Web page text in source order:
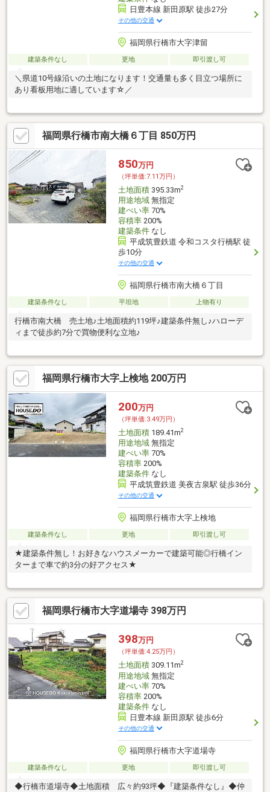
日豊本線 新田原駅 徒歩27分
その他の交通
福岡県行橋市大字津留
建築条件なし 更地 即引渡し可
＼県道10号線沿いの土地になります！交通量も多く目立つ場所に
あり看板用地に適しています☆／
福岡県行橋市南大橋６丁目 850万円
850万円
（坪単価:7.11万円）
土地面積395.33m2
用途地域無指定
建ぺい率70%
容積率200%
建築条件なし
平成筑豊鉄道 令和コスタ行橋駅 徒
歩10分
その他の交通
福岡県行橋市南大橋６丁目
建築条件なし 平坦地 上物有り
行橋市南大橋 売土地♪土地面積約119坪♪建築条件無し♪ハローデ
ィまで徒歩約7分で買物便利な立地♪
福岡県行橋市大字上検地 200万円
200万円
（坪単価:3.49万円）
土地面積189.41m2
用途地域無指定
建ぺい率70%
容積率200%
建築条件なし
平成筑豊鉄道 美夜古泉駅 徒歩36分
その他の交通
福岡県行橋市大字上検地
建築条件なし 更地 即引渡し可
★建築条件無し！お好きなハウスメーカーで建築可能◎行橋イン
ターまで車で約3分の好アクセス★
福岡県行橋市大字道場寺 398万円
398万円
（坪単価:4.25万円）
土地面積309.11m2
用途地域無指定
建ぺい率70%
容積率200%
建築条件なし
日豊本線 新田原駅 徒歩6分
その他の交通
福岡県行橋市大字道場寺
建築条件なし 更地 即引渡し可
◆行橋市道場寺◆土地面積 広々約93坪◆『建築条件なし』◆仲